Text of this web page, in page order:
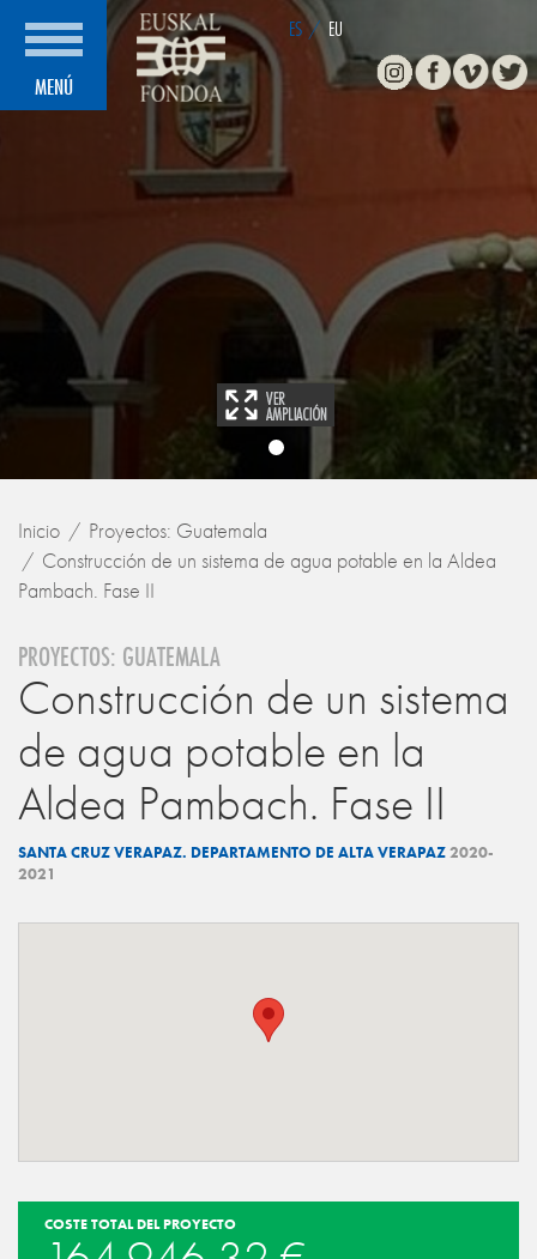
MENÚ
ES / EU
Inicio
Proyectos: Guatemala
Construcción de un sistema de agua potable en la Aldea
Pambach. Fase II
PROYECTOS: GUATEMALA
Construcción de un sistema
de agua potable en la
Aldea Pambach. Fase II
SANTA CRUZ VERAPAZ. DEPARTAMENTO DE ALTA VERAPAZ2020-
2021
COSTE TOTAL DEL PROYECTO